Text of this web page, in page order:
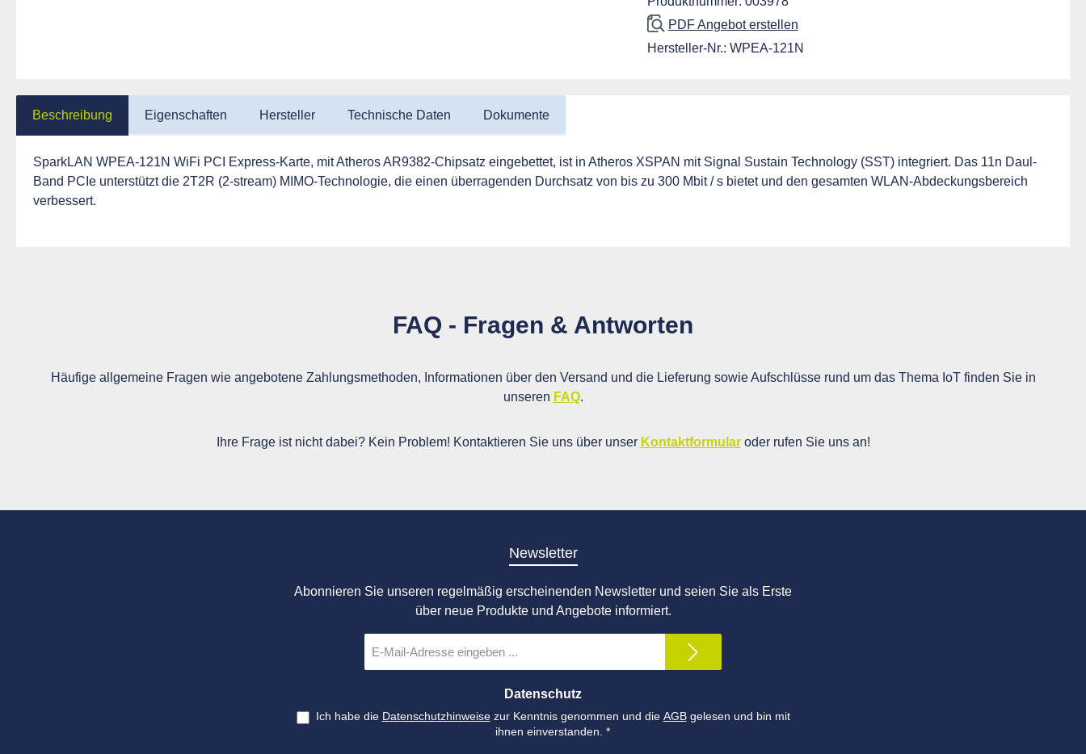
PDF Angebot erstellen
Hersteller-Nr.: WPEA-121N
Beschreibung Eigenschaften Hersteller Technische Daten Dokumente
SparkLAN WPEA-121N WiFi PCI Express-Karte, mit Atheros AR9382-Chipsatz eingebettet, ist in Atheros XSPAN mit Signal Sustain Technology (SST) integriert. Das 11n Daul-
Band PCIe unterstützt die 2T2R (2-stream) MIMO-Technologie, die einen überragenden Durchsatz von bis zu 300 Mbit / s bietet und den gesamten WLAN-Abdeckungsbereich
verbessert.
FAQ - Fragen & Antworten
Häufige allgemeine Fragen wie angebotene Zahlungsmethoden, Informationen über den Versand und die Lieferung sowie Aufschlüsse rund um das Thema IoT finden Sie in
unseren FAQ.
Ihre Frage ist nicht dabei? Kein Problem! Kontaktieren Sie uns über unser Kontaktformularoder rufen Sie uns an!
Newsletter
Abonnieren Sie unseren regelmäßig erscheinenden Newsletter und seien Sie als Erste
über neue Produkte und Angebote informiert.
Mail-
Adresse
Datenschutz
Ich habe die Datenschutzhinweisezur Kenntnis genommen und die AGBgelesen und bin mit
ihnen einverstanden. *